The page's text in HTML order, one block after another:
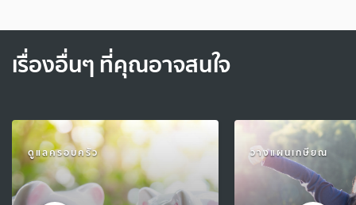
เรื่องอื่นๆ ที่คุณอาจสนใจ
ดูแลครอบครัว วางแผนเกษียณ